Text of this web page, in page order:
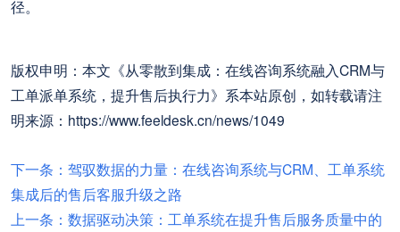
径。
版权申明：本文《从零散到集成：在线咨询系统融入CRM与
工单派单系统，提升售后执行力》系本站原创，如转载请注
明来源：https://www.feeldesk.cn/news/1049
下一条：驾驭数据的力量：在线咨询系统与CRM、工单系统
集成后的售后客服升级之路
上一条：数据驱动决策：工单系统在提升售后服务质量中的